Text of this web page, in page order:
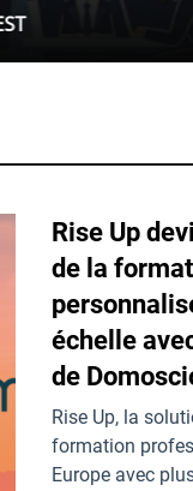
Rise Up
de la
échelle
de
Rise Up, la
formation
Europe avec